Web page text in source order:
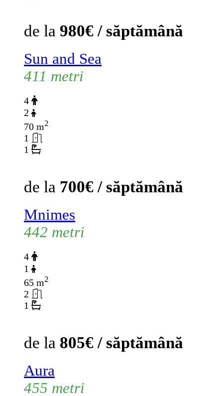
de la 980€ / săptămână
Sun and Sea
411 metri
4
2
70 m2
1
1
de la 700€ / săptămână
Mnimes
442 metri
4
1
65 m2
2
1
de la 805€ / săptămână
Aura
455 metri